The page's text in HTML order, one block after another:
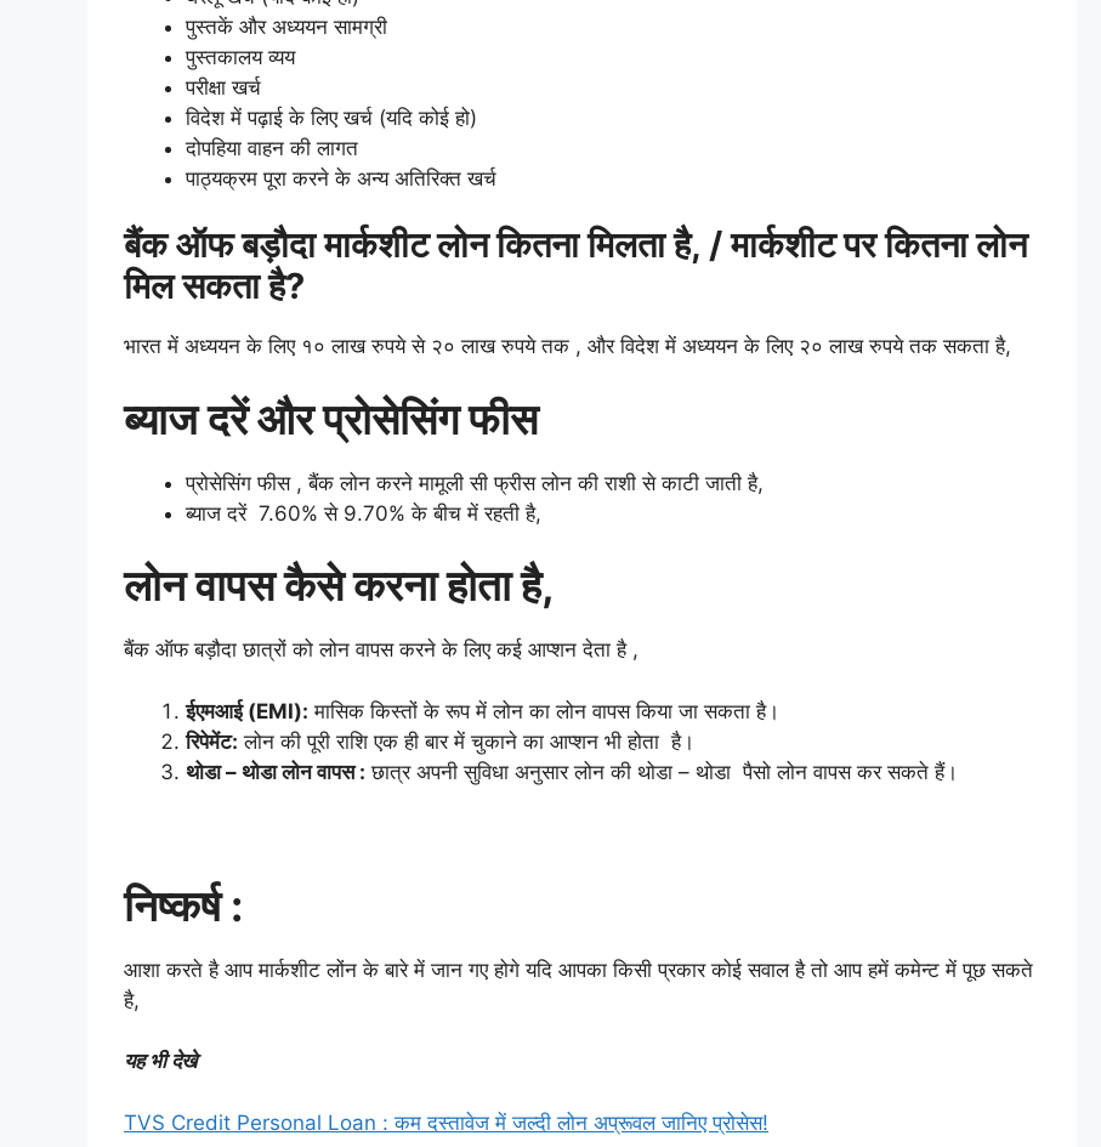
पुस्तकें और अध्ययन सामग्री
पुस्तकालय व्यय
परीक्षा खर्च
विदेश में पढ़ाई के लिए खर्च (यदि कोई हो)
दोपहिया वाहन की लागत
पाठ्यक्रम पूरा करने के अन्य अतिरिक्त खर्च
बैंक ऑफ बड़ौदा मार्कशीट लोन कितना मिलता है, / मार्कशीट पर कितना लोन
मिल सकता है?
भारत में अध्ययन के लिए १० लाख रुपये से २० लाख रुपये तक , और विदेश में अध्ययन के लिए २० लाख रुपये तक सकता है,
ब्याज दरें और प्रोसेसिंग फीस
प्रोसेसिंग फीस , बैंक लोन करने मामूली सी फ्रीस लोन की राशी से काटी जाती है,
ब्याज दरें 7.60% से 9.70% के बीच में रहती है,
लोन वापस कैसे करना होता है,
बैंक ऑफ बड़ौदा छात्रों को लोन वापस करने के लिए कई आप्शन देता है ,
ईएमआई (EMI): मासिक किस्तों के रूप में लोन का लोन वापस किया जा सकता है।
रिपेमेंट: लोन की पूरी राशि एक ही बार में चुकाने का आप्शन भी होता है।
थोडा – थोडा लोन वापस : छात्र अपनी सुविधा अनुसार लोन की थोडा – थोडा पैसो लोन वापस कर सकते हैं।
निष्कर्ष :
आशा करते है आप मार्कशीट लोंन के बारे में जान गए होगे यदि आपका किसी प्रकार कोई सवाल है तो आप हमें कमेन्ट में पूछ सकते
है,
यह भी देखे
TVS Credit Personal Loan : कम दस्तावेज में जल्दी लोन अप्रूवल जानिए प्रोसेस!